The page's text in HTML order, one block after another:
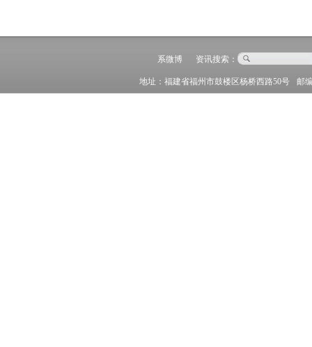
系微博 资讯搜索：
地址：福建省福州市鼓楼区杨桥西路50号 邮